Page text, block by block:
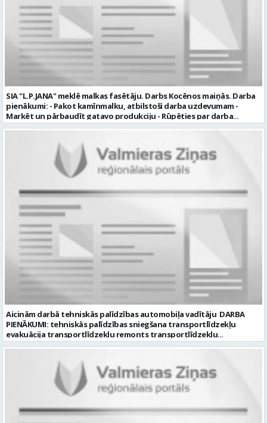
SIA "L.P.JANA" meklē malkas fasētāju. Darbs Kocēnos maiņās. Darba
pienākumi: - Pakot kamīnmalku, atbilstoši darba uzdevumam -
Marķēt un pārbaudīt gatavo produkciju - Rūpēties par darba
kvalitāti un kārtību darba vietā Prasības kandidātiem: - Laba fiziskā
Uzņēmums piedāvā: - Atalgojumu EUR 1200 bruto (atkarīgs no
padarītā) - Vienmēr laikā izmaksātu algu - Profesionālus un
atbalstošus kolēģus Lūgums CV sūtīt uz e- pastu:
pasutijumi@lpjana.lv vai zvanīt pa tālruni: 28319289 Profesija:
SAIŅOŠANAS OPERATORS Algas izmaksas veids: Laika darba alga
Darba vietas adrese: LATVIJA, Gravas iela 2, Kocēni, Kocēnu pag.,
Valmieras nov. Slodze: Viena vesela slodze Darbības joma: Ražošana
Pieteikto vietu skaits: 2 Aktuāla līdz: 2027-09-07 Darba sākšanas
datums: 2026-08-17 Kontaktpersona: Davids Pavlovs
Aicinām darbā tehniskās palīdzības automobiļa vadītāju DARBA
PIENĀKUMI: tehniskās palīdzības sniegšana transportlīdzekļu
evakuācija transportlīdzekļu remonts transportlīdzekļu
sagatavošana tehniskai apskatei PRASĪBAS PRETENDENTIEM:
transportlīdzekļa vadītāja apliecība vēlama D, CE kategorijas
transportlīdzekļa vadītāja pieredze vismaz 2 gadi labas saskarsmes
un komunikācijas prasmes pieredze transportlīdzekļu remontu
veikšanā UZŅĒMUMS PIEDĀVĀ: darbu stabilā uzņēmumā darba
samaksu no 1600 EUR (pirms nodokļu nomaksas) darba laiku pēc
grafika: dežūra 08.00 – 17.00, 2.dežūra 08.00 – 21.00. pilnas sociālās